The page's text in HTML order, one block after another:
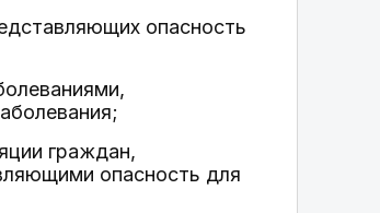
опасность
граждан,
опасность для